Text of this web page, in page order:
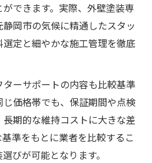
できます。実際、外壁塗装専
岡市の気候に精通したスタッ
定と細やかな施工管理を徹底
ーサポートの内容も比較基準
価格帯でも、保証期間や点検
期的な維持コストに大きな差
準をもとに業者を比較するこ
びが可能となります。